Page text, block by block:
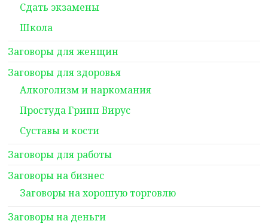
Сдать экзамены
Школа
Заговоры для женщин
Заговоры для здоровья
Алкоголизм и наркомания
Простуда Грипп Вирус
Суставы и кости
Заговоры для работы
Заговоры на бизнес
Заговоры на хорошую торговлю
Заговоры на деньги